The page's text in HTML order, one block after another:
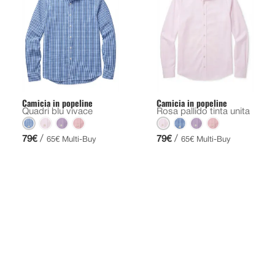
Camicia in popeline
Quadri blu vivace
79€ / 65€ Multi-Buy
Camicia in popeline
Rosa pallido tinta unita
79€ / 65€ Multi-Buy